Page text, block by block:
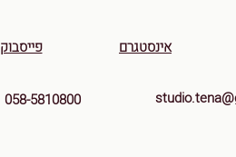
פייסבוק אינסטגרם
058-5810800